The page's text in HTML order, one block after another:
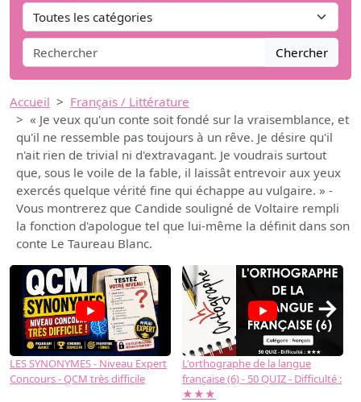
Chercher
Accueil
Français / Littérature
« Je veux qu'un conte soit fondé sur la vraisemblance, et
qu'il ne ressemble pas toujours à un rêve. Je désire qu'il
n'ait rien de trivial ni d'extravagant. Je voudrais surtout
que, sous le voile de la fable, il laissât entrevoir aux yeux
exercés quelque vérité fine qui échappe au vulgaire. » -
Vous montrerez que Candide souligné de Voltaire rempli
la fonction d'apologue tel que lui-même la définit dans son
conte Le Taureau Blanc.
LES SYNONYMES - Niveau Expert
Concours - QCM très difficile
L'orthographe de la langue
française (6) - 50 QUIZ - Difficulté :
★★★
→